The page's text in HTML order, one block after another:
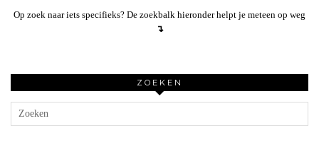
Op zoek naar iets specifieks? De zoekbalk hieronder helpt je meteen op weg
↴
ZOEKEN